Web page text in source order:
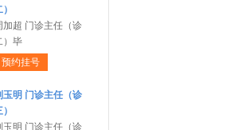
加超 门诊主任（诊
）毕
预约挂号
玉明 门诊主任（诊
玉明 门诊主任（诊